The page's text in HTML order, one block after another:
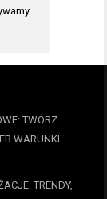
TWÓRZ
WARUNKI
TRENDY,